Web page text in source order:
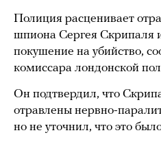
Полиция расценивает
шпиона Сергея Скрипаля
покушение на убийство,
комиссара лондонской
Он подтвердил, что
отравлены нервно-
но не уточнил, что это